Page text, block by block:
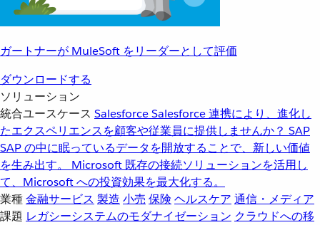
ガートナーが MuleSoft をリーダーとして評価
ダウンロードする
ソリューション
統合ユースケース SalesforceSalesforce 連携により、進化し
たエクスペリエンスを顧客や従業員に提供しませんか？ SAP
SAP の中に眠っているデータを開放することで、新しい価値
を生み出す。
Microsoft 既存の接続ソリューションを活用し
て、Microsoft への投資効果を最大化する。
業種金融サービス 製造 小売 保険 ヘルスケア 通信・メディア
課題 レガシーシステムのモダナイゼーション クラウドへの移